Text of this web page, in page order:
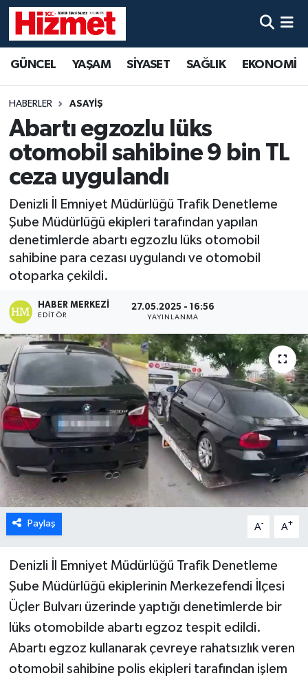
GÜNCEL YAŞAM SİYASET SAĞLIK EKONOMİ
HABERLER ASAYİŞ
Abartı egzozlu lüks
otomobil sahibine 9 bin TL
ceza uygulandı
Denizli İl Emniyet Müdürlüğü Trafik Denetleme
Şube Müdürlüğü ekipleri tarafından yapılan
denetimlerde abartı egzozlu lüks otomobil
sahibine para cezası uygulandı ve otomobil
otoparka çekildi.
HABER MERKEZI
EDITÖR
27.05.2025 - 16:56
YAYINLANMA
Paylaş A- A+
Denizli İl Emniyet Müdürlüğü Trafik Denetleme
Şube Müdürlüğü ekiplerinin Merkezefendi İlçesi
Üçler Bulvarı üzerinde yaptığı denetimlerde bir
lüks otomobilde abartı egzoz tespit edildi.
Abartı egzoz kullanarak çevreye rahatsızlık veren
otomobil sahibine polis ekipleri tarafından işlem
YAŞAM
SİYASET
SAĞLIK
EKONOMİ
KÜLTÜR SANAT
SPOR
ÖZEL HABER
DTO
RESMİ REKLAM
Denizli Hava Durumu
Denizli Trafik Yoğunluk Haritası
Süper Lig Puan Durumu ve Fikstür
Tüm Manşetler
Son Dakika Haberleri
Haber Arşivi